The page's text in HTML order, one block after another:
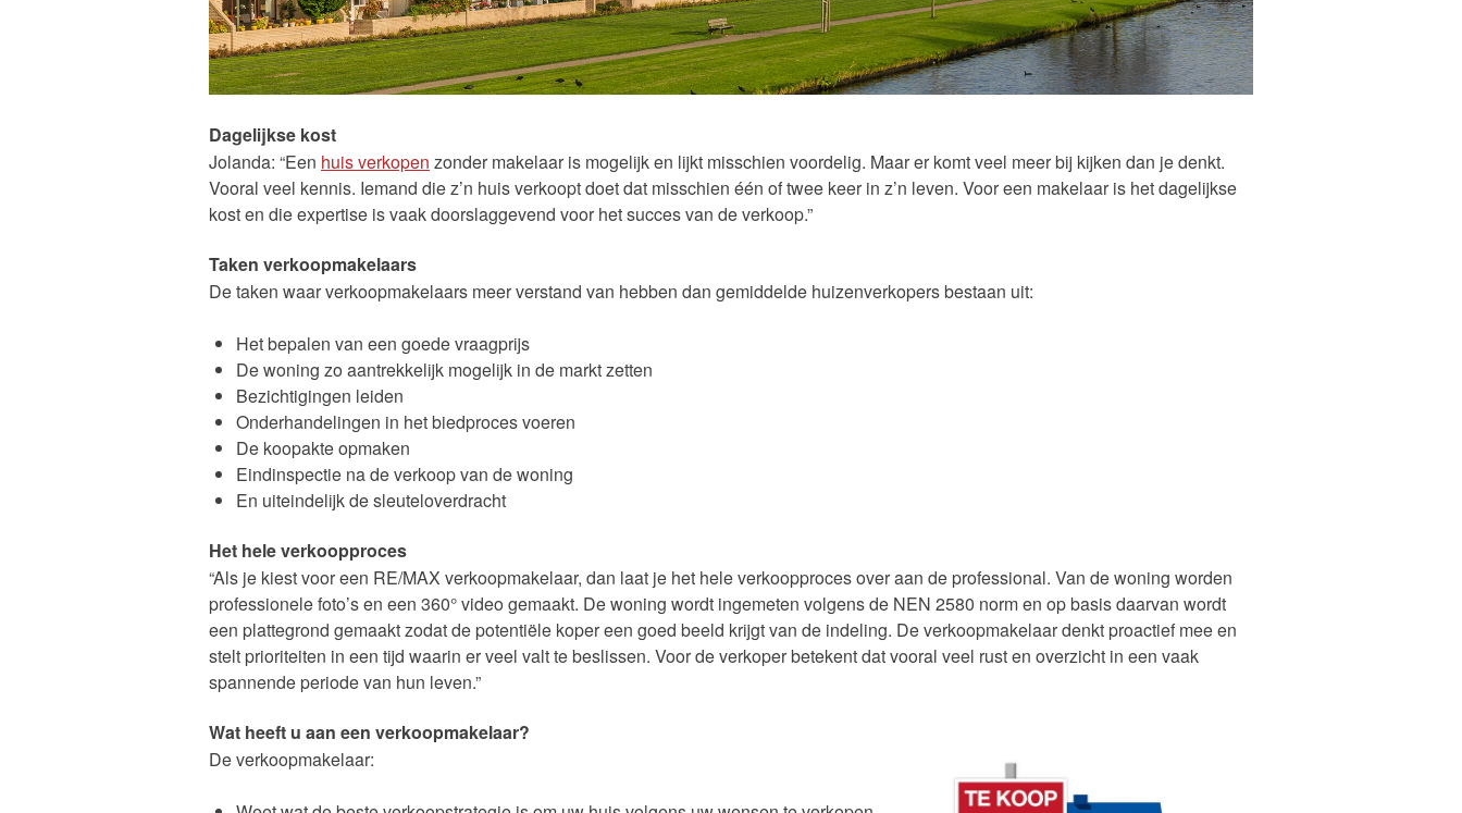
Dagelijkse kost
Jolanda: “Een huis verkopen zonder makelaar is mogelijk en lijkt misschien voordelig. Maar er komt veel meer bij kijken dan je denkt.
Vooral veel kennis. Iemand die z’n huis verkoopt doet dat misschien één of twee keer in z’n leven. Voor een makelaar is het dagelijkse
kost en die expertise is vaak doorslaggevend voor het succes van de verkoop.”
Taken verkoopmakelaars
De taken waar verkoopmakelaars meer verstand van hebben dan gemiddelde huizenverkopers bestaan uit:
Het bepalen van een goede vraagprijs
De woning zo aantrekkelijk mogelijk in de markt zetten
Bezichtigingen leiden
Onderhandelingen in het biedproces voeren
De koopakte opmaken
Eindinspectie na de verkoop van de woning
En uiteindelijk de sleuteloverdracht
Het hele verkoopproces
“Als je kiest voor een RE/MAX verkoopmakelaar, dan laat je het hele verkoopproces over aan de professional. Van de woning worden
professionele foto’s en een 360° video gemaakt. De woning wordt ingemeten volgens de NEN 2580 norm en op basis daarvan wordt
een plattegrond gemaakt zodat de potentiële koper een goed beeld krijgt van de indeling. De verkoopmakelaar denkt proactief mee en
stelt prioriteiten in een tijd waarin er veel valt te beslissen. Voor de verkoper betekent dat vooral veel rust en overzicht in een vaak
spannende periode van hun leven.”
Wat heeft u aan een verkoopmakelaar?
De verkoopmakelaar: